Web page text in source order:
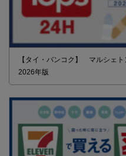
【タイ・バンコク】 マルシェ
2026年版